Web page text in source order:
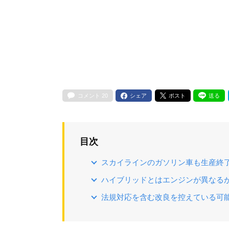
コメント 20 シェア ポスト 送る
目次
スカイラインのガソリン車も生産終
ハイブリッドとはエンジンが異なる
法規対応を含む改良を控えている可